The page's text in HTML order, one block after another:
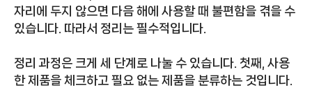
자리에 두지 않으면 다음 해에 사용할 때 불편함을 겪을 수
있습니다. 따라서 정리는 필수적입니다.
정리 과정은 크게 세 단계로 나눌 수 있습니다. 첫째, 사용
한 제품을 체크하고 필요 없는 제품을 분류하는 것입니다.